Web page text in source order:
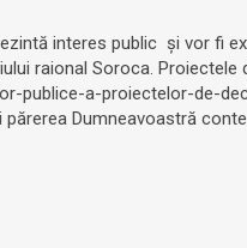
interes public și vor fi
raional Soroca. Proiectele
publice-a-proiectelor-de-
Dumneavoastră